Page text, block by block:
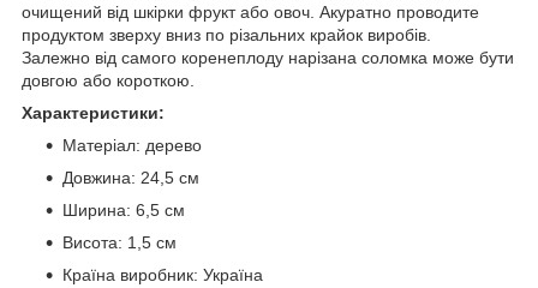
очищений від шкірки фрукт або овоч. Акуратно проводите
продуктом зверху вниз по різальних крайок виробів.
Залежно від самого коренеплоду нарізана соломка може бути
довгою або короткою.
Характеристики:
Матеріал: дерево
Довжина: 24,5 см
Ширина: 6,5 см
Висота: 1,5 см
Країна виробник: Україна